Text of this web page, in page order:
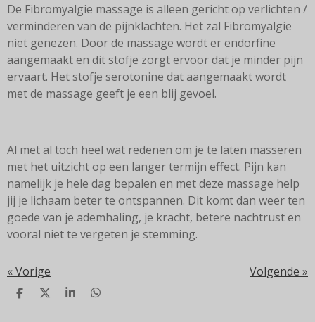
De Fibromyalgie massage is alleen gericht op verlichten /
verminderen van de pijnklachten. Het zal Fibromyalgie
niet genezen. Door de massage wordt er endorfine
aangemaakt en dit stofje zorgt ervoor dat je minder pijn
ervaart. Het stofje serotonine dat aangemaakt wordt
met de massage geeft je een blij gevoel.
Al met al toch heel wat redenen om je te laten masseren
met het uitzicht op een langer termijn effect. Pijn kan
namelijk je hele dag bepalen en met deze massage help
jij je lichaam beter te ontspannen. Dit komt dan weer ten
goede van je ademhaling, je kracht, betere nachtrust en
vooral niet te vergeten je stemming.
«Vorige Volgende »
D
D
S
D